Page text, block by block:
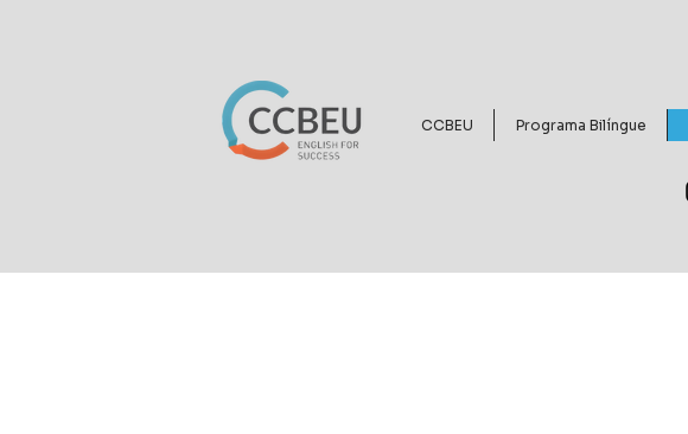
CCBEU Programa Bilíngue